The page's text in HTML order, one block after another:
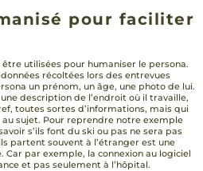
pour faciliter
utilisées pour humaniser le persona.
récoltées lors des entrevues
un prénom, un âge, une photo de lui.
description de l’endroit où il travaille,
toutes sortes d’informations, mais qui
sujet. Pour reprendre notre exemple
s’ils font du ski ou pas ne sera pas
partent souvent à l’étranger est une
par exemple, la connexion au logiciel
et pas seulement à l’hôpital.